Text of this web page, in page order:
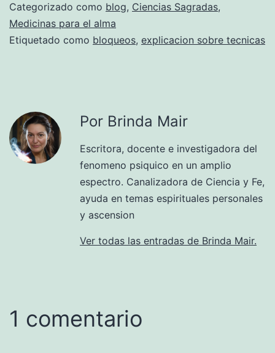
Categorizado como blog, Ciencias Sagradas,
Medicinas para el alma
Etiquetado como bloqueos, explicacion sobre tecnicas
Por Brinda Mair
Escritora, docente e investigadora del
fenomeno psiquico en un amplio
espectro. Canalizadora de Ciencia y Fe,
ayuda en temas espirituales personales
y ascension
Ver todas las entradas de Brinda Mair.
1 comentario